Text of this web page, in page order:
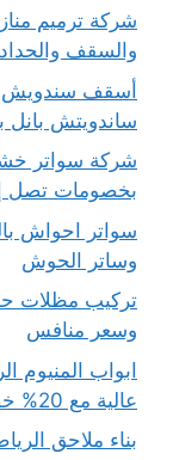
شركة ترميم
والسقف
أسقف سندويش
ساندويتش بانل
شركة سواتر
بخصومات تصل إلي
سواتر احواش
وساتر الحوش
تركيب مظلات
وسعر منافس
ابواب المنيوم
عالية مع 20% خصم
بناء ملاحق